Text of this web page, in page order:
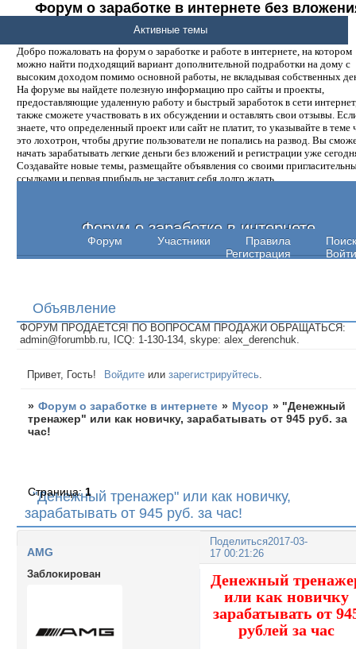
Форум о заработке в интернете без
денег.
Добро пожаловать на форум о заработке и работе в интернете, на котором
можно найти подходящий вариант дополнительной подработки на дому с
высоким доходом помимо основной работы, не вкладывая собственных
На форуме вы найдете полезную информацию про сайты и проекты,
предоставляющие удаленную работу и быстрый заработок в сети
также сможете участвовать в их обсуждении и оставлять свои отзывы.
знаете, что определенный проект или сайт не платит, то указывайте в теме
это лохотрон, чтобы другие пользователи не попались на развод. Вы
начать зарабатывать легкие деньги без вложений и регистрации уже
Создавайте новые темы, размещайте объявления со своими
ссылками и первая прибыль не заставит себя долго ждать.
Форум о заработке в интернете
Форум Участники Правила
Поиск
Регистрация
Войти
Активные темы
Объявление
ФОРУМ ПРОДАЕТСЯ! ПО ВОПРОСАМ ПРОДАЖИ ОБРАЩАТЬСЯ:
admin@forumbb.ru, ICQ: 1-130-134, skype: alex_derenchuk.
Привет, Гость! Войдите илизарегистрируйтесь
» Форум о заработке в интернете » Мусор » "Денежный
тренажер" или как новичку, зарабатывать от 945 руб. за
час!
"Денежный тренажер" или как новичку,
зарабатывать от 945 руб. за час!
Страница: 1
Поделиться2017-03-
17 00:21:26
AMG
Заблокирован
Денежный
или как новичку
зарабатывать от
рублей за час